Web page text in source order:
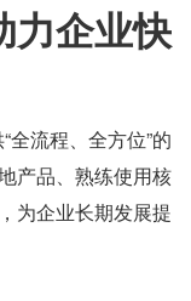
力企业快
流程、全方位”的
产品、熟练使用核
为企业长期发展提